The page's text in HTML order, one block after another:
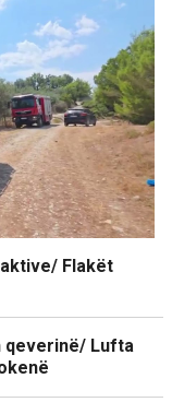
Flakët
qeverinë/ Lufta